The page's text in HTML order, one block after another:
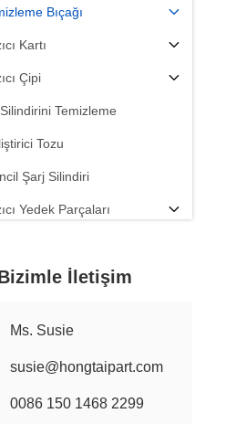
Bıçağı
Kartı
Çipi
Temizleme
Tozu
Şarj Silindiri
Yedek Parçaları
İletişim
Ms. Susie
susie@hongtaipart.com
0086 150 1468 2299